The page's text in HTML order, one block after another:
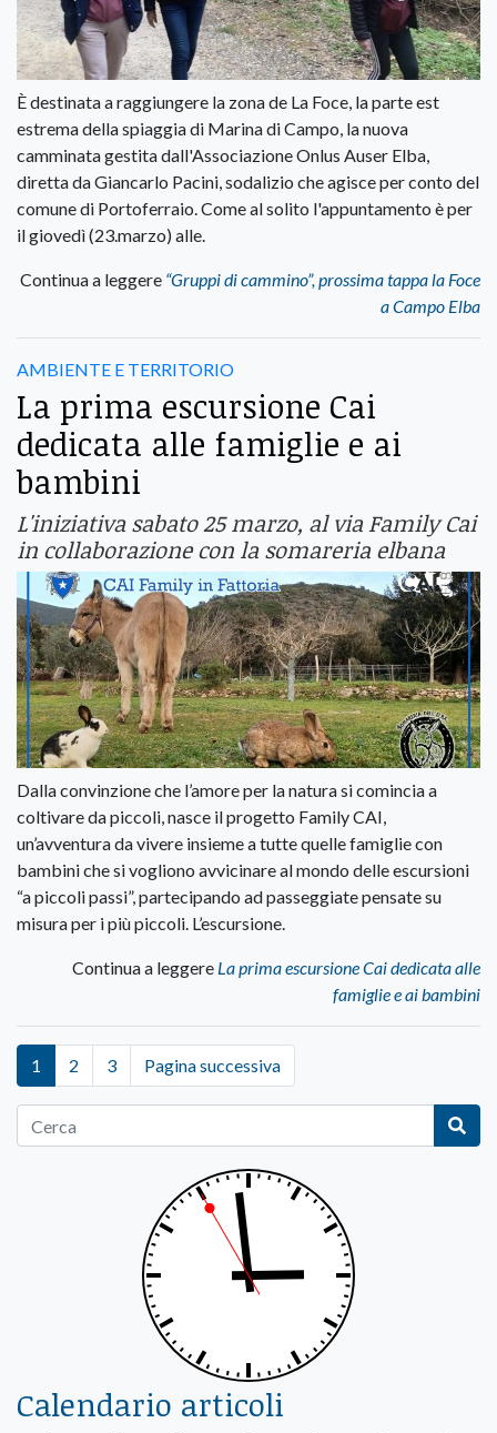
È destinata a raggiungere la zona de La Foce, la parte est
estrema della spiaggia di Marina di Campo, la nuova
camminata gestita dall'Associazione Onlus Auser Elba,
diretta da Giancarlo Pacini, sodalizio che agisce per conto del
comune di Portoferraio. Come al solito l'appuntamento è per
il giovedì (23.marzo) alle.
Continua a leggere “Gruppi di cammino”, prossima tappa la Foce
a Campo Elba
AMBIENTE E TERRITORIO
La prima escursione Cai
dedicata alle famiglie e ai
bambini
L'iniziativa sabato 25 marzo, al via Family Cai
in collaborazione con la somareria elbana
Dalla convinzione che l’amore per la natura si comincia a
coltivare da piccoli, nasce il progetto Family CAI,
un’avventura da vivere insieme a tutte quelle famiglie con
bambini che si vogliono avvicinare al mondo delle escursioni
“a piccoli passi”, partecipando ad passeggiate pensate su
misura per i più piccoli. L’escursione.
Continua a leggere La prima escursione Cai dedicata alle
famiglie e ai bambini
1 2 3 Pagina successiva
Calendario articoli